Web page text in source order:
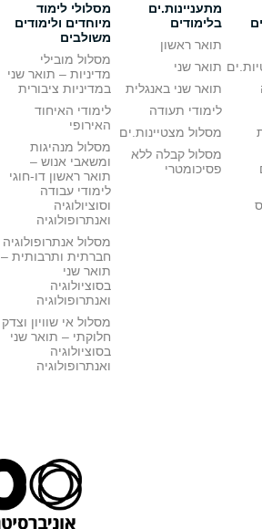
מתעניינות.ים
בלימודים
תואר ראשון
תואר שני
תואר שני באנגלית
לימודי תעודה
מסלול מצטיינות.ים
מסלול קבלה ללא
פסיכומטרי
מסלולי לימוד
מיוחדים ולימודים
משולבים
מסלול מובילי
מדיניות – תואר שני
במדיניות ציבורית
לימודי האיחוד
האירופי
מסלול מנהיגות
ומשאבי אנוש –
תואר ראשון דו-חוגי
לימודי עבודה
וסוציולוגיה
ואנתרופולוגיה
מסלול אנתרופולוגיה
חברתית ותרבותית –
תואר שני
בסוציולוגיה
ואנתרופולוגיה
מסלול אי שוויון וצדק
חלוקתי – תואר שני
בסוציולוגיה
ואנתרופולוגיה